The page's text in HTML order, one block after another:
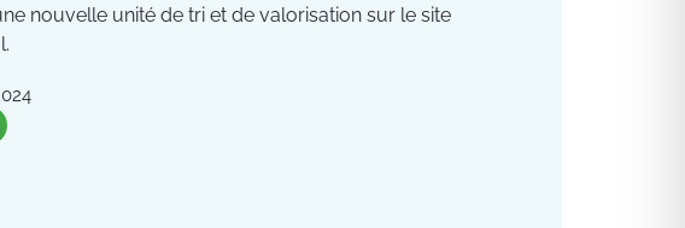
nouvelle unité de tri et de valorisation sur le site